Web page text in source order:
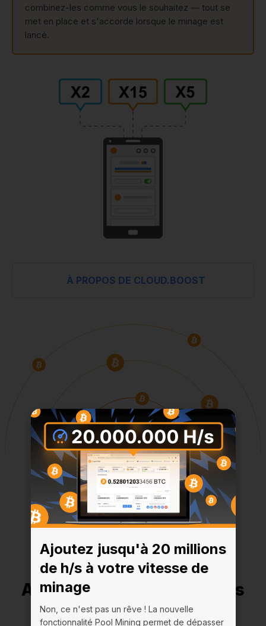
combinez-les comme vous le souhaitez — tout se
met en place et s'accorde lorsque le minage est
lancé.
À PROPOS DE CLOUD.BOOST
Ajoutez jusqu'à 20 millions
de h/s à votre vitesse de
Ajoutez jusqu'à 20 millions
de h/s à votre vitesse de
minage
Non, ce n'est pas un rêve ! La nouvelle
fonctionnalité Pool Mining permet de dépasser